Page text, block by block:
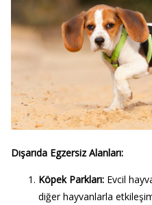
Dışarıda Egzersiz Alanları:
Köpek Parkları:Evcil
diğer hayvanlarla